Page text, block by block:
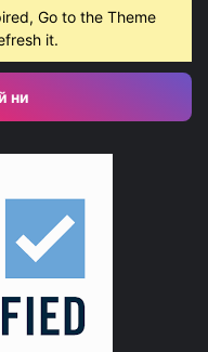
Go to the Theme
it.
ни